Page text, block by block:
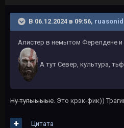
В 06.12.2024 в 09:56, ruasonid
Алистер в немытом Ферелдене и
А тут Север, культура,
Ну тупыыыые . Это крэк-фик))
Цитата